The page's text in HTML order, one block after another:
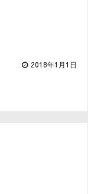
2018年1月1日